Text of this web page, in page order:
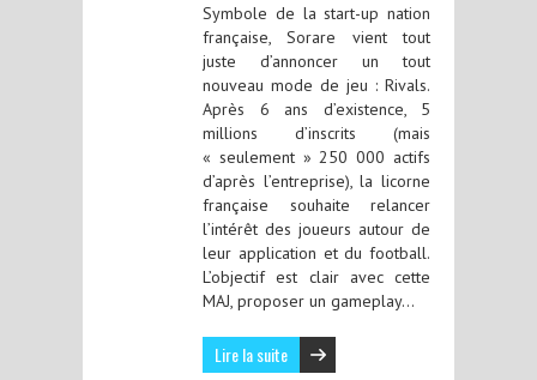
Symbole de la start-up nation
française, Sorare vient tout
juste d’annoncer un tout
nouveau mode de jeu : Rivals.
Après 6 ans d’existence, 5
millions d’inscrits (mais
« seulement » 250 000 actifs
d’après l’entreprise), la licorne
française souhaite relancer
l’intérêt des joueurs autour de
leur application et du football.
L’objectif est clair avec cette
MAJ, proposer un gameplay…
Lire la suite